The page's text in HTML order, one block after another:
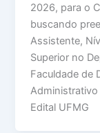
2026, para o
buscando
Assistente,
Superior no
Faculdade de
Edital UFMG